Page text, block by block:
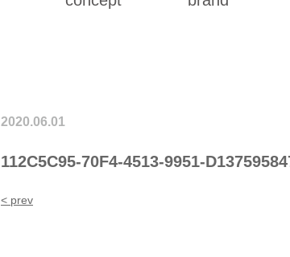
2020.06.01
112C5C95-70F4-4513-9951-
< prev